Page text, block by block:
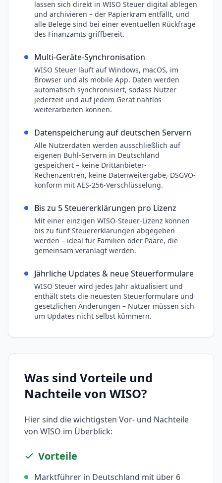
lassen sich direkt in WISO Steuer digital ablegen
und archivieren – der Papierkram entfällt, und
alle Belege sind bei einer eventuellen Rückfrage
des Finanzamts griffbereit.
Multi-Geräte-Synchronisation
WISO Steuer läuft auf Windows, macOS, im
Browser und als mobile App. Daten werden
automatisch synchronisiert, sodass Nutzer
jederzeit und auf jedem Gerät nahtlos
weiterarbeiten können.
Datenspeicherung auf deutschen Servern
Alle Nutzerdaten werden ausschließlich auf
eigenen Buhl-Servern in Deutschland
gespeichert – keine Drittanbieter-
Rechenzentren, keine Datenweitergabe, DSGVO-
konform mit AES-256-Verschlüsselung.
Bis zu 5 Steuererklärungen pro Lizenz
Mit einer einzigen WISO-Steuer-Lizenz können
bis zu fünf Steuererklärungen abgegeben
werden – ideal für Familien oder Paare, die
gemeinsam veranlagt werden.
Jährliche Updates & neue Steuerformulare
WISO Steuer wird jedes Jahr aktualisiert und
enthält stets die neuesten Steuerformulare und
gesetzlichen Änderungen – Nutzer müssen sich
um Updates nicht selbst kümmern.
Was sind Vorteile und
Nachteile von WISO?
Hier sind die wichtigsten Vor- und Nachteile
von WISO im Überblick:
Vorteile
Marktführer in Deutschland mit über 6